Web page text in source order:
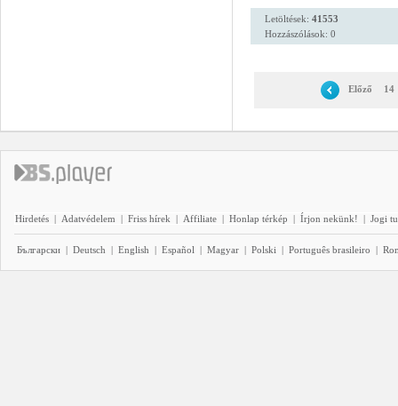
Letöltések: 41553
Hozzászólások: 0
Előző 14
Hirdetés | Adatvédelem | Friss hírek | Affiliate | Honlap térkép | Írjon nekünk! | Jogi
Български | Deutsch | English | Español | Magyar | Polski | Português brasileiro |